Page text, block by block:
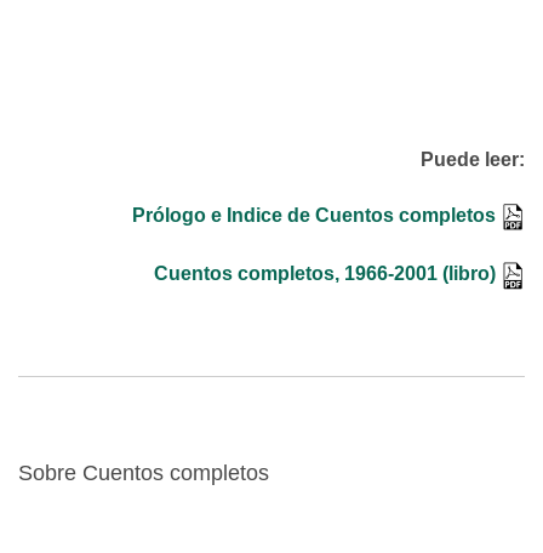
Puede leer:
Prólogo e Indice de Cuentos completos
Cuentos completos, 1966-2001 (libro)
Sobre Cuentos completos